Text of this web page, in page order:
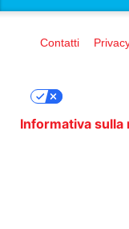
Contatti
Informativa sulla
Le tue